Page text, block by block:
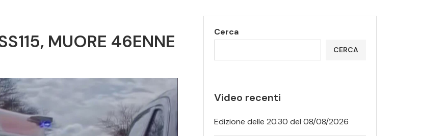
MUORE 46ENNE Cerca
CERCA
Video recenti
Edizione delle 20.30 del 08/08/2026